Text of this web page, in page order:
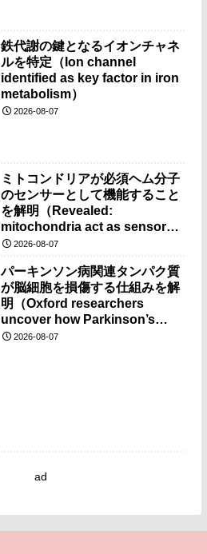
鉄代謝の鍵となるイオンチャネ
ルを特定（Ion channel
identified as key factor in iron
metabolism）
2026-08-07
ミトコンドリアが必須ヘム分子
のセンサーとして機能すること
を解明（Revealed:
mitochondria act as sensors
for essential iron molecule）
2026-08-07
パーキンソン病関連タンパク質
が脳細胞を損傷する仕組みを解
明（Oxford researchers
uncover how Parkinson’s
disease protein damages
2026-08-07
ad